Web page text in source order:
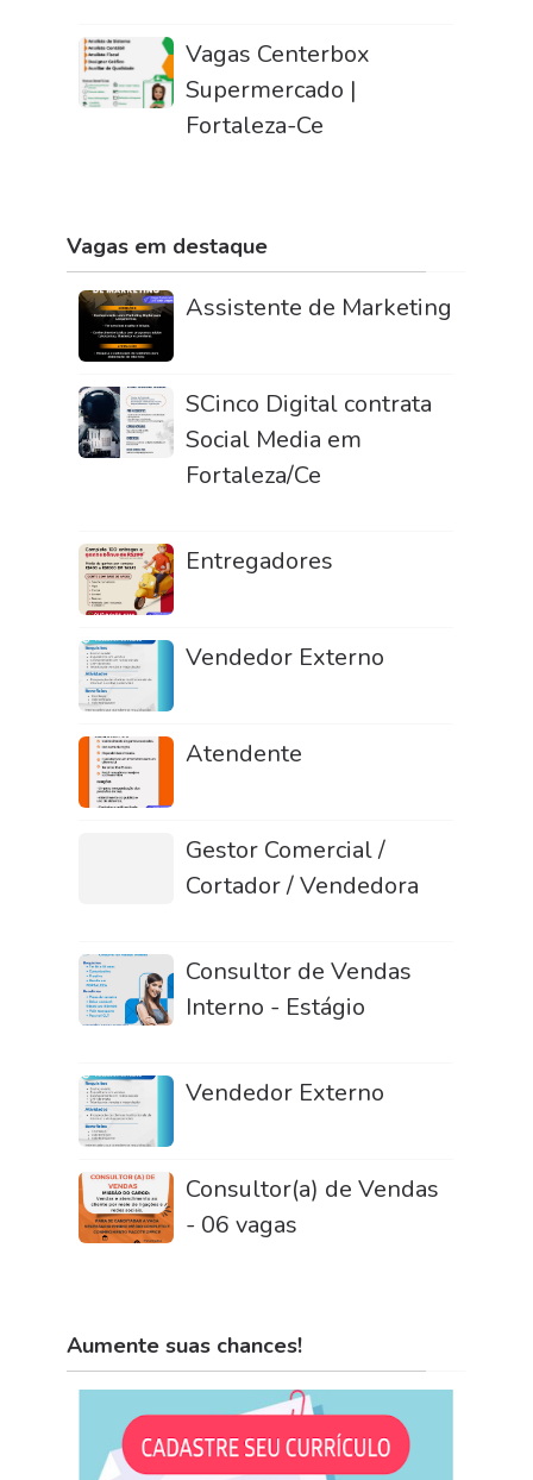
Vagas Centerbox
Supermercado |
Fortaleza-Ce
Vagas em destaque
Assistente de Marketing
SCinco Digital contrata
Social Media em
Fortaleza/Ce
Entregadores
Vendedor Externo
Atendente
Gestor Comercial /
Cortador / Vendedora
Consultor de Vendas
Interno - Estágio
Vendedor Externo
Consultor(a) de Vendas
- 06 vagas
Aumente suas chances!